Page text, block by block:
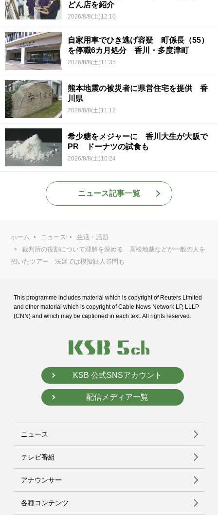
どん店を紹介
2026/8/8(土)12:10
自家用車でひき逃げ容疑 町係長（55）
を停職6カ月処分 香川・多度津町
2026/8/8(土)11:35
熊本地震の被災者に県営住宅を提供 香
川県
2026/8/8(土)11:12
希少糖をメジャーに 香川大生が大阪で
PR ドーナツの試食も
2026/8/8(土)10:24
ニュース記事一覧
ホーム ニュース
生活・話題
裁判所の役割について理解を深める 高松地裁などが一般の人を
招いたツアー 法廷では模擬証人尋問も
This programme includes material which is copyright of Reuters Limited
and other material which is copyright of Cable News Network LP, LLLP
(CNN) and which may be captioned in each text. All rights reserved.
KSB 公式SNSアカウント
配信メディア一覧
ニュース
テレビ番組
アナウンサー
各種コンテンツ